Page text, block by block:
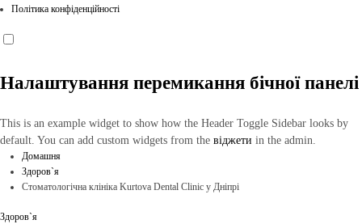
Політика конфіденційності
Налаштування перемикання бічної панелі
This is an example widget to show how the Header Toggle Sidebar looks by
default. You can add custom widgets from the віджети in the admin.
Домашня
Здоров`я
Стоматологічна клініка Kurtova Dental Clinic у Дніпрі
Здоров`я